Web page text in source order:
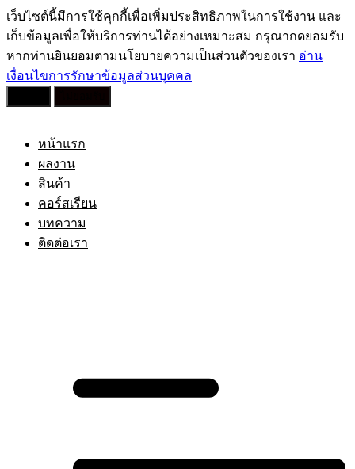
เว็บไซต์นี้มีการใช้คุกกี้เพื่อเพิ่มประสิทธิภาพในการใช้งาน และ
เก็บข้อมูลเพื่อให้บริการท่านได้อย่างเหมาะสม กรุณากดยอมรับ
หากท่านยินยอมตามนโยบายความเป็นส่วนตัวของเรา อ่าน
เงื่อนไขการรักษาข้อมูลส่วนบุคคล
contentหน้าแรก
ผลงาน
สินค้า
คอร์สเรียน
บทความ
ติดต่อเรา